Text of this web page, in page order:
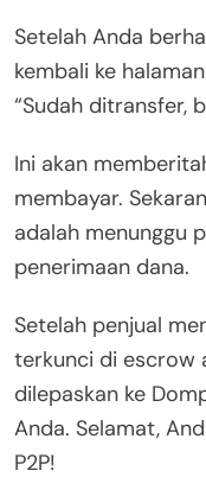
Setelah Anda
kembali ke
“Sudah ditransfer,
Ini akan
membayar.
adalah menunggu
penerimaan dana.
Setelah penjual
terkunci di escrow
dilepaskan ke
Anda. Selamat,
P2P!